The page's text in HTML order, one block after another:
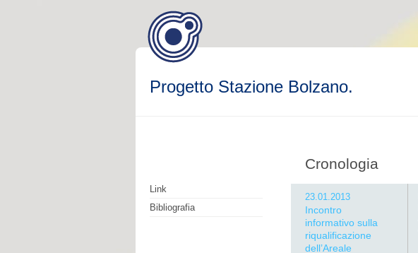
Progetto Stazione Bolzano.
Link
Bibliografia
Cronologia
23.01.2013
Incontro
informativo sulla
riqualificazione
dell’Areale